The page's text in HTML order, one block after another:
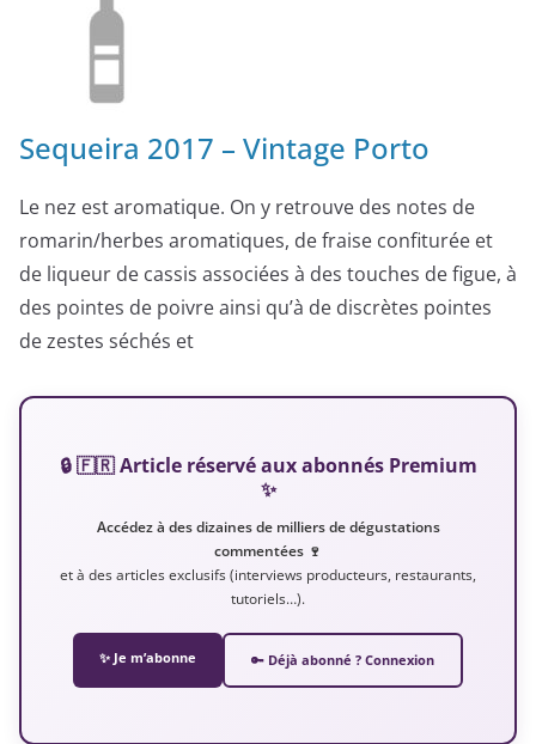
Sequeira 2017 – Vintage Porto
Le nez est aromatique. On y retrouve des notes de
romarin/herbes aromatiques, de fraise confiturée et
de liqueur de cassis associées à des touches de figue, à
des pointes de poivre ainsi qu’à de discrètes pointes
de zestes séchés et
🔒 🇫🇷 Article réservé aux abonnés Premium
✨
Accédez à des dizaines de milliers de dégustations
commentées 🍷
et à des articles exclusifs (interviews producteurs, restaurants,
tutoriels…).
✨ Je m’abonne 🔑 Déjà abonné ? Connexion